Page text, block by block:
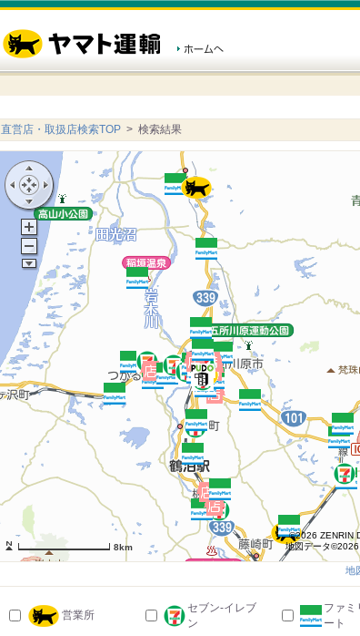
直営店・取扱店検索TOP > 検索結果
8km
©2026 ZENRIN
地図データ
地
営業所
セブン-イレブ
ン
ファミ
ート